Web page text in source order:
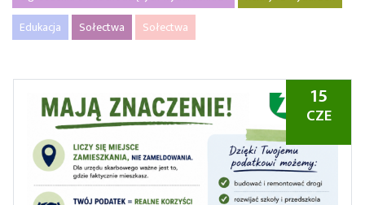
Edukacja
Sołectwa Sołectwa
15
CZE